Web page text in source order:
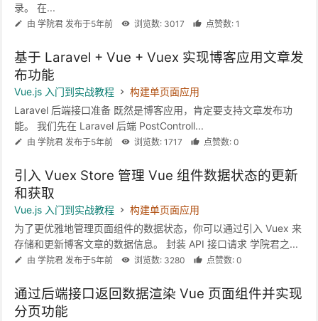
录。 在...
由 学院君 发布于5年前 浏览数: 3017 点赞数: 1
基于 Laravel + Vue + Vuex 实现博客应用文章发
布功能
Vue.js 入门到实战教程
构建单页面应用
Laravel 后端接口准备 既然是博客应用，肯定要支持文章发布功
能。 我们先在 Laravel 后端 PostControll...
由 学院君 发布于5年前 浏览数: 1717 点赞数: 0
引入 Vuex Store 管理 Vue 组件数据状态的更新
和获取
Vue.js 入门到实战教程
构建单页面应用
为了更优雅地管理页面组件的数据状态，你可以通过引入 Vuex 来
存储和更新博客文章的数据信息。 封装 API 接口请求 学院君之...
由 学院君 发布于5年前 浏览数: 3280 点赞数: 0
通过后端接口返回数据渲染 Vue 页面组件并实现
分页功能